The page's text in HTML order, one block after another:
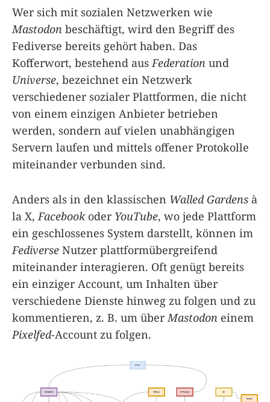
Wer sich mit sozialen Netzwerken wie
Mastodon beschäftigt, wird den Begriff des
Fediverse bereits gehört haben. Das
Kofferwort, bestehend aus Federation und
Universe, bezeichnet ein Netzwerk
verschiedener sozialer Plattformen, die nicht
von einem einzigen Anbieter betrieben
werden, sondern auf vielen unabhängigen
Servern laufen und mittels offener Protokolle
miteinander verbunden sind.
Anders als in den klassischen Walled Gardens à
la X, Facebookoder YouTube, wo jede Plattform
ein geschlossenes System darstellt, können im
Fediverse Nutzer plattformübergreifend
miteinander interagieren. Oft genügt bereits
ein einziger Account, um Inhalten über
verschiedene Dienste hinweg zu folgen und zu
kommentieren, z. B. um über Mastodon einem
Pixelfed-Account zu folgen.